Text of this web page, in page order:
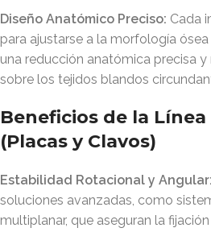
Diseño Anatómico Preciso: Cada
para ajustarse a la morfología
una reducción anatómica precisa
sobre los tejidos blandos
Beneficios de la Línea
(Placas y Clavos)
Estabilidad Rotacional y Angular:
soluciones avanzadas, como
multiplanar, que aseguran la